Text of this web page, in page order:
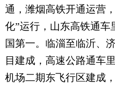
通，潍烟高铁开通运营
化”运行，山东高铁通车
国第一。临淄至临沂、
目建成，高速公路通车
机场二期东飞行区建成